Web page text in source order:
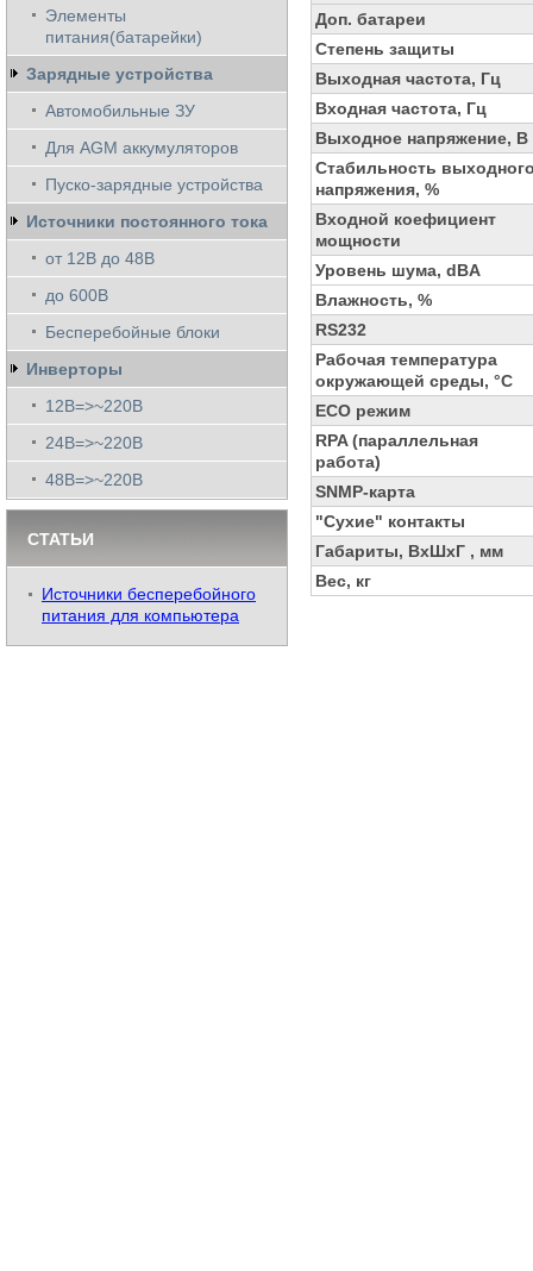
Доп. батареи
Степень защиты
Выходная частота, Гц
Входная частота, Гц
Выходное напряжение, В
Стабильность
напряжения, %
Входной коефициент
мощности
Уровень шума, dBA
Влажность, %
RS232
Рабочая температура
окружающей среды, °C
ECO режим
RPA (параллельная
работа)
SNMP-карта
"Сухие" контакты
Габариты, ВхШхГ , мм
Вес, кг
Элементы
питания(батарейки)
Зарядные устройства
Автомобильные ЗУ
Для AGM аккумуляторов
Пуско-зарядные устройства
Источники постоянного тока
от 12В до 48В
до 600В
Бесперебойные блоки
Инверторы
12В=>~220В
24В=>~220В
48В=>~220В
СТАТЬИ
Источники бесперебойного
питания для компьютера